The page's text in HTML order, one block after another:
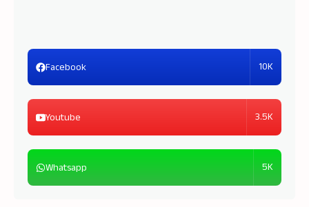
Facebook 10K
Youtube 3.5K
Whatsapp 5K